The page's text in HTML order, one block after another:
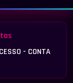
- CONTA